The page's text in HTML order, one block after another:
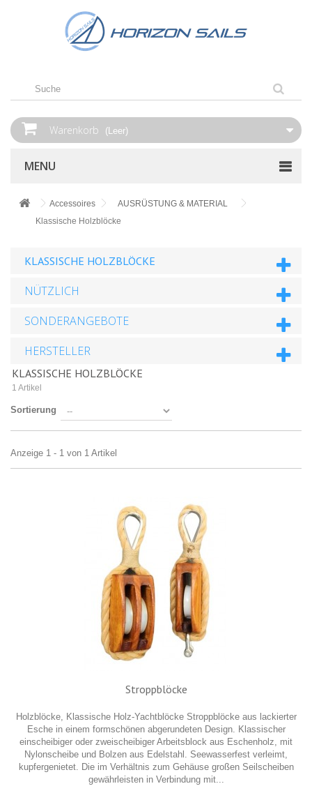
Warenkorb (Leer)
MENU
Accessoires
AUSRÜSTUNG & MATERIAL
Klassische Holzblöcke
KLASSISCHE HOLZBLÖCKE
NÜTZLICH
SONDERANGEBOTE
HERSTELLER
KLASSISCHE HOLZBLÖCKE
1 Artikel
Sortierung
Anzeige 1 - 1 von 1 Artikel
Stroppblöcke
Holzblöcke, Klassische Holz-Yachtblöcke Stroppblöcke aus lackierter
Esche in einem formschönen abgerundeten Design. Klassischer
einscheibiger oder zweischeibiger Arbeitsblock aus Eschenholz, mit
Nylonscheibe und Bolzen aus Edelstahl. Seewasserfest verleimt,
kupfergenietet. Die im Verhältnis zum Gehäuse großen Seilscheiben
gewährleisten in Verbindung mit...